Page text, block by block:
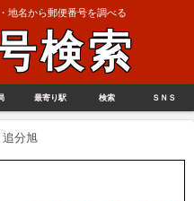
地名から郵便番号を調べる
検索
最寄り駅 検索 ＳＮＳ
追分旭